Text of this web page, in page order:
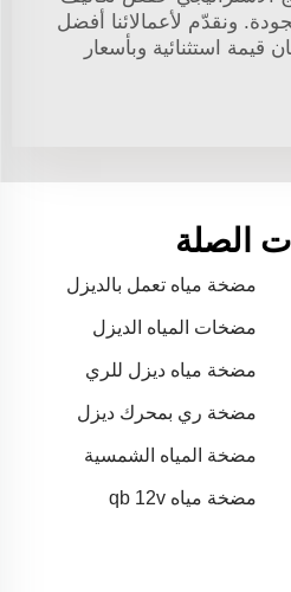
ونقدّم لأعمالائنا أفضل
قيمة استثنائية وبأسعار
الصلة
مضخة مياه تعمل بالديزل
مضخات المياه الديزل
مضخة مياه ديزل للري
مضخة ري بمحرك ديزل
مضخة المياه الشمسية
مضخة مياه qb 12v